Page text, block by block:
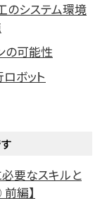
のシステム環境
の可能性
ボット
必要なスキルと
編】